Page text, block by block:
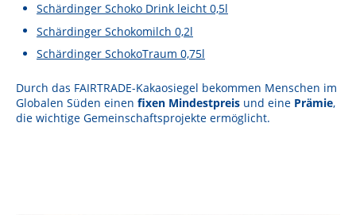
Schärdinger Schoko Drink leicht 0,5l
Schärdinger Schokomilch 0,2l
Schärdinger SchokoTraum 0,75l
Durch das FAIRTRADE-Kakaosiegel bekommen Menschen im
Globalen Süden einen fixen Mindestpreis und eine Prämie,
die wichtige Gemeinschaftsprojekte ermöglicht.